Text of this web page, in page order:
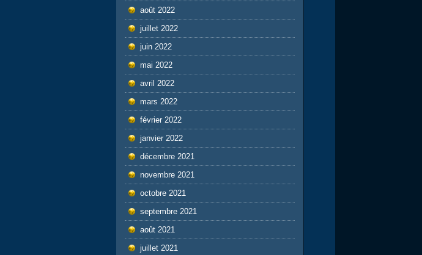
août 2022
juillet 2022
juin 2022
mai 2022
avril 2022
mars 2022
février 2022
janvier 2022
décembre 2021
novembre 2021
octobre 2021
septembre 2021
août 2021
juillet 2021